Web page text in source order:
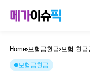
Home 보험금환급 보험 환
보험금환급